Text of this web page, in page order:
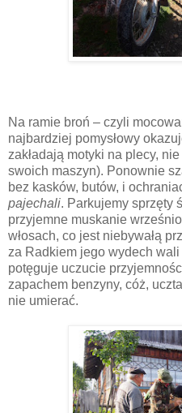
Na ramie broń – czyli
najbardziej pomysłowy
zakładają motyki na plecy,
swoich maszyn). Ponownie
bez kasków, butów, i
pajechali. Parkujemy sprzęty
przyjemne muskanie
włosach, co jest niebywałą
za Radkiem jego wydech
potęguje uczucie
zapachem benzyny, cóż,
nie umierać.